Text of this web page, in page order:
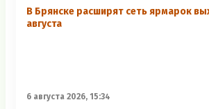
В Брянске расширят сеть ярмарок
августа
6 августа 2026, 15:34